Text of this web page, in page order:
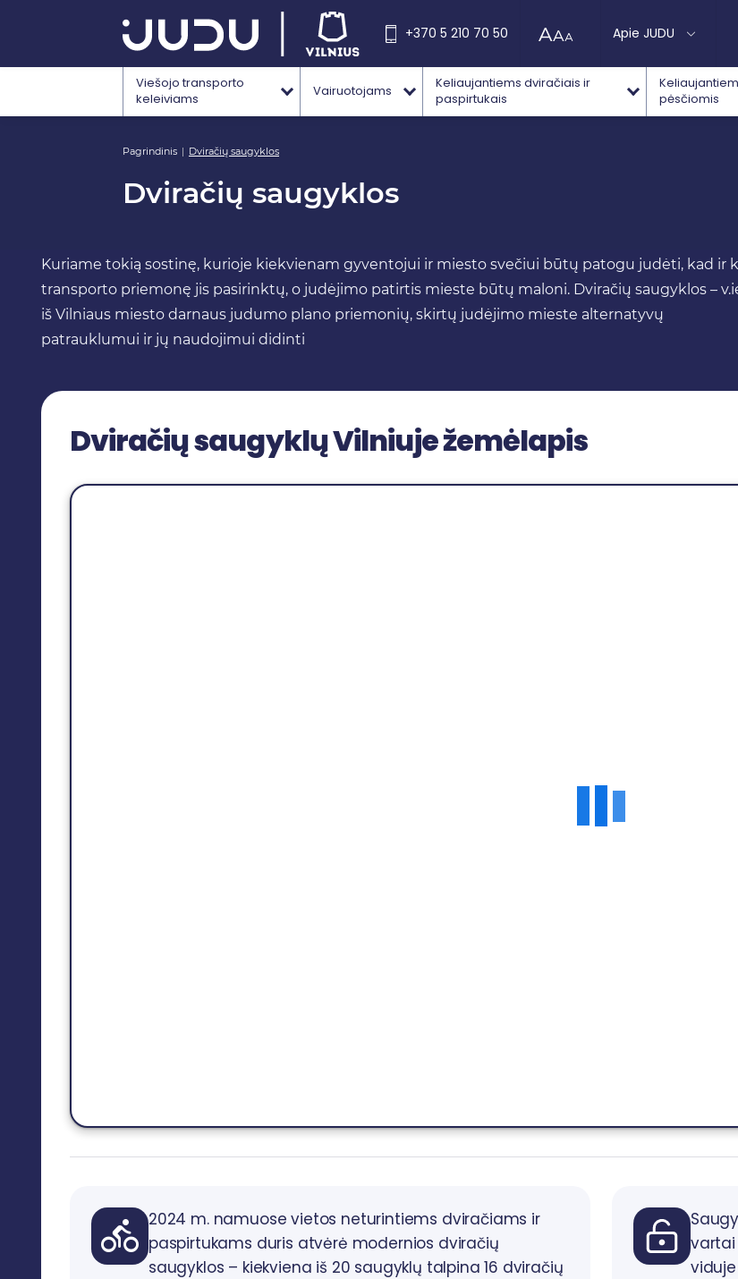
+370 5 210 70 50 Apie JUDU
Viešojo transporto
keleiviams
Vairuotojams
Keliaujantiems dviračiais ir
paspirtukais
pėsčiomis
Pagrindinis Dviračių saugyklos
Dviračių saugyklos
Kuriame tokią sostinę, kurioje kiekvienam gyventojui ir miesto svečiui būtų patogu judėti, kad ir
transporto priemonę jis pasirinktų, o judėjimo patirtis mieste būtų maloni. Dviračių saugyklos –
iš Vilniaus miesto darnaus judumo plano priemonių, skirtų judėjimo mieste alternatyvų
patrauklumui ir jų naudojimui didinti
Dviračių saugyklų Vilniuje žemėlapis
directions_bike 2024 m. namuose vietos neturintiems dviračiams ir
paspirtukams duris atvėrė modernios dviračių
saugyklos – kiekviena iš 20 saugyklų talpina 16 dviračių
vartai